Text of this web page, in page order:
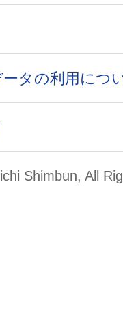
タの利用につ
Shimbun, All